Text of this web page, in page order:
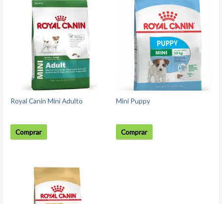
Royal Canin Mini Adulto
Comprar
Mini Puppy
Comprar